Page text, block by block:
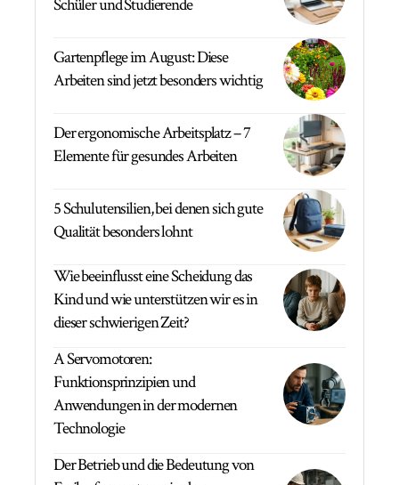
Schüler und Studierende
Gartenpflege im August: Diese
Arbeiten sind jetzt besonders wichtig
Der ergonomische Arbeitsplatz – 7
Elemente für gesundes Arbeiten
5 Schulutensilien, bei denen sich gute
Qualität besonders lohnt
Wie beeinflusst eine Scheidung das
Kind und wie unterstützen wir es in
dieser schwierigen Zeit?
A Servomotoren:
Funktionsprinzipien und
Anwendungen in der modernen
Technologie
Der Betrieb und die Bedeutung von